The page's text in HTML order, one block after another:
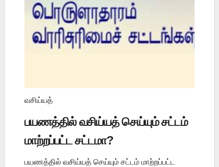
வசிய்யத்
பயணத்தில் வசிய்யத் செய்யும் சட்டம்
மாற்றப்பட்ட சட்டமா?
பயணத்தில் வசிய்யத் செய்யும் சட்டம் மாற்றப்பட்ட